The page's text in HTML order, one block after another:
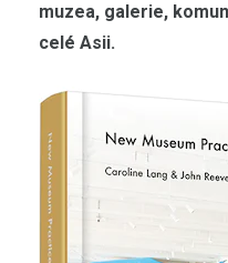
muzea, galerie,
celé Asii.